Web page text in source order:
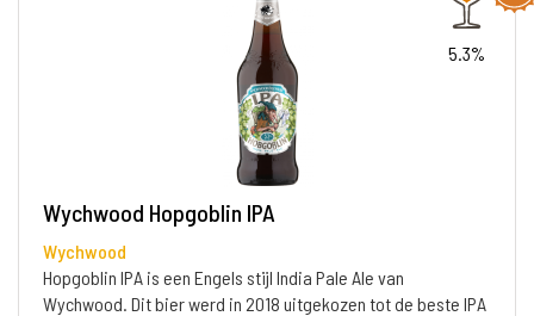
5.3%
Wychwood Hopgoblin IPA
Wychwood
Hopgoblin IPA is een Engels stijl India Pale Ale van
Wychwood. Dit bier werd in 2018 uitgekozen tot de beste IPA